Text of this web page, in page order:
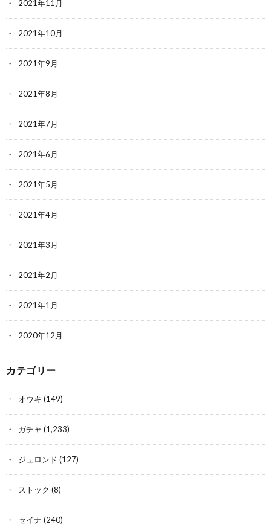
2021年11月
2021年10月
2021年9月
2021年8月
2021年7月
2021年6月
2021年5月
2021年4月
2021年3月
2021年2月
2021年1月
2020年12月
カテゴリー
オウキ (149)
ガチャ (1,233)
ジュロンド (127)
ストック (8)
セイナ (240)